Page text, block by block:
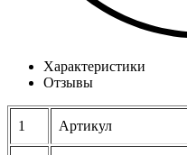
Характеристики
Отзывы
1 Артикул